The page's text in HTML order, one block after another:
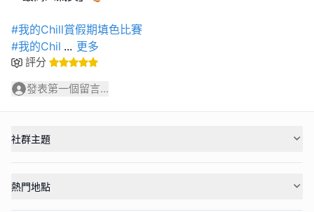
#我的Chill賞假期填色比賽
#我的Chil ... 更多
評分
發表第一個留言...
社群主題
熱門地點